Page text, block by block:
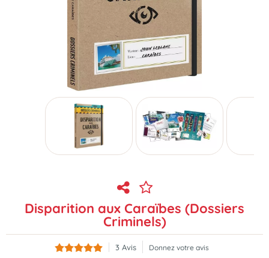
Disparition aux Caraïbes (Dossiers
Criminels)
3 Avis Donnez votre avis